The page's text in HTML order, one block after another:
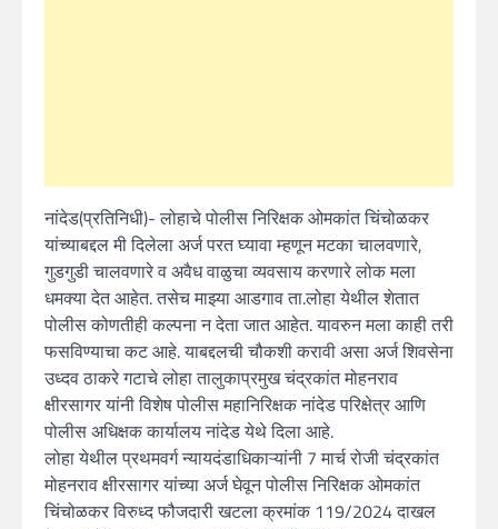
नांदेड(प्रतिनिधी)- लोहाचे पोलीस निरिक्षक ओमकांत चिंचोळकर
यांच्याबद्दल मी दिलेला अर्ज परत घ्यावा म्हणून मटका चालवणारे,
गुडगुडी चालवणारे व अवैध वाळुचा व्यवसाय करणारे लोक मला
धमक्या देत आहेत. तसेच माझ्या आडगाव ता.लोहा येथील शेतात
पोलीस कोणतीही कल्पना न देता जात आहेत. यावरुन मला काही तरी
फसविण्याचा कट आहे. याबद्दलची चौकशी करावी असा अर्ज शिवसेना
उध्दव ठाकरे गटाचे लोहा तालुकाप्रमुख चंद्रकांत मोहनराव
क्षीरसागर यांनी विशेष पोलीस महानिरिक्षक नांदेड परिक्षेत्र आणि
पोलीस अधिक्षक कार्यालय नांदेड येथे दिला आहे.
लोहा येथील प्रथमवर्ग न्यायदंडाधिकाऱ्यांनी 7 मार्च रोजी चंद्रकांत
मोहनराव क्षीरसागर यांच्या अर्ज घेवून पोलीस निरिक्षक ओमकांत
चिंचोळकर विरुध्द फौजदारी खटला क्रमांक 119/2024 दाखल